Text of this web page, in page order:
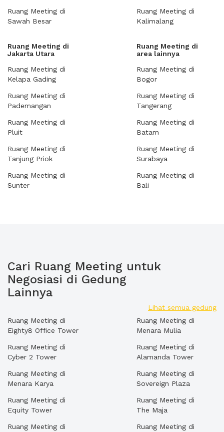
Ruang Meeting di
Sawah Besar
Ruang Meeting di
Kalimalang
Ruang Meeting di
Jakarta Utara
Ruang Meeting di
Kelapa Gading
Ruang Meeting di
Pademangan
Ruang Meeting di
Pluit
Ruang Meeting di
Tanjung Priok
Ruang Meeting di
Sunter
Ruang Meeting di
area lainnya
Ruang Meeting di
Bogor
Ruang Meeting di
Tangerang
Ruang Meeting di
Batam
Ruang Meeting di
Surabaya
Ruang Meeting di
Bali
Cari Ruang Meeting untuk
Negosiasi di Gedung
Lainnya
Lihat semua gedung
Ruang Meeting di
Eighty8 Office Tower
Ruang Meeting di
Cyber 2 Tower
Ruang Meeting di
Menara Karya
Ruang Meeting di
Equity Tower
Ruang Meeting di
Ruang Meeting di
Menara Mulia
Ruang Meeting di
Alamanda Tower
Ruang Meeting di
Sovereign Plaza
Ruang Meeting di
The Maja
Ruang Meeting di